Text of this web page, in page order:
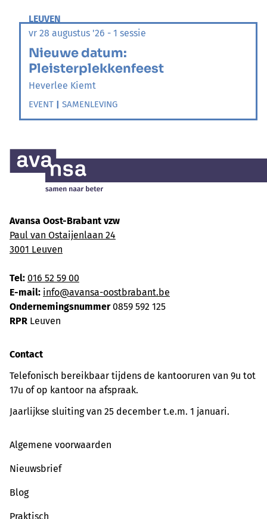
LEUVEN
vr 28 augustus '26 - 1 sessie
Nieuwe datum:
Pleisterplekkenfeest
Heverlee Kiemt
EVENT | SAMENLEVING
Avansa Oost-Brabant vzw
Paul van Ostaijenlaan 24
3001 Leuven
Tel: 016 52 59 00
E-mail: info@avansa-oostbrabant.be
Ondernemingsnummer0859 592 125
RPR Leuven
Contact
Telefonisch bereikbaar tijdens de kantooruren van 9u tot
17u of op kantoor na afspraak.
Jaarlijkse sluiting van 25 december t.e.m. 1 januari.
Algemene voorwaarden
Nieuwsbrief
Blog
Praktisch